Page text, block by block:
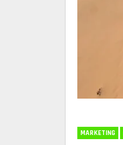
MARKETING